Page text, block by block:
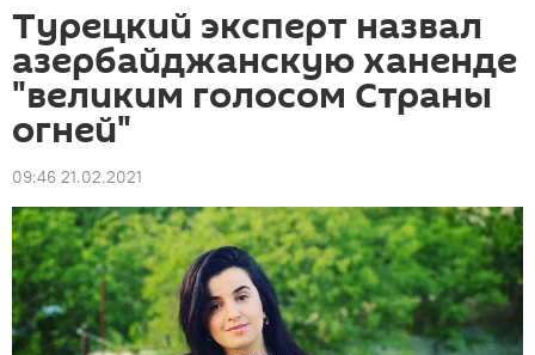
Турецкий эксперт назвал
азербайджанскую ханенде
"великим голосом Страны
огней"
09:46 21.02.2021